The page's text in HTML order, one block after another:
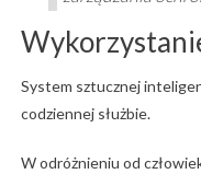
System sztucznej
codziennej służbie.
W odróżnieniu od